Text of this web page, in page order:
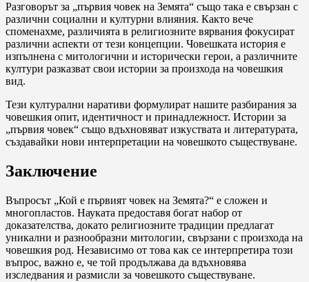
Разговорът за „първия човек на Земята“ също така е свързан с
различни социални и културни влияния. Както вече
споменахме, различията в религиозните вярвания фокусират
различни аспекти от тези концепции. Човешката история е
изпълнена с митологични и исторически герои, а различните
култури разказват свои истории за произхода на човешкия
вид.
Тези културални наративи формулират нашите разбирания за
човешкия опит, идентичност и принадлежност. Истории за
„първия човек“ също вдъхновяват изкуствата и литературата,
създавайки нови интерпретации на човешкото съществуване.
Заключение
Въпросът „Кой е първият човек на Земята?“ е сложен и
многопластов. Науката предоставя богат набор от
доказателства, докато религиозните традиции предлагат
уникални и разнообразни митологии, свързани с произхода на
човешкия род. Независимо от това как се интерпретира този
въпрос, важно е, че той продължава да вдъхновява
изследвания и размисли за човешкото съществуване.